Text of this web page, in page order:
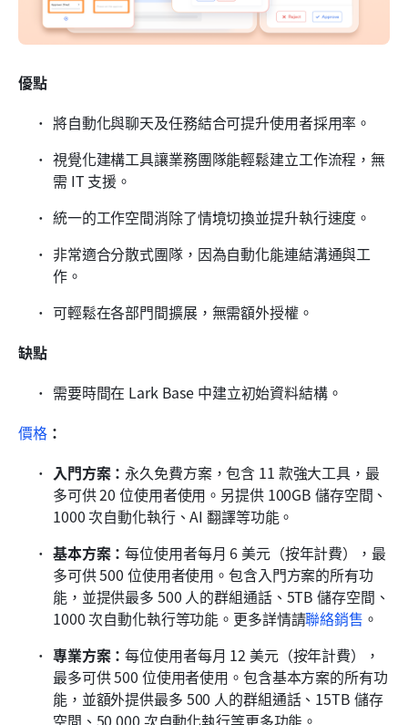
優點
將自動化與聊天及任務結合可提升使用者採用率。
視覺化建構工具讓業務團隊能輕鬆建立工作流程，無
需 IT 支援。
統一的工作空間消除了情境切換並提升執行速度。
非常適合分散式團隊，因為自動化能連結溝通與工
作。
可輕鬆在各部門間擴展，無需額外授權。
缺點
需要時間在 Lark Base 中建立初始資料結構。
價格：
入門方案： 永久免費方案，包含 11 款強大工具，最
多可供 20 位使用者使用。另提供 100GB 儲存空間、
1000 次自動化執行、AI 翻譯等功能。
基本方案：每位使用者每月 6 美元（按年計費），最
多可供 500 位使用者使用。包含入門方案的所有功
能，並提供最多 500 人的群組通話、5TB 儲存空間、
1000 次自動化執行等功能。更多詳情請聯絡銷售 。
專業方案：每位使用者每月 12 美元（按年計費），
最多可供 500 位使用者使用。包含基本方案的所有功
能，並額外提供最多 500 人的群組通話、15TB 儲存